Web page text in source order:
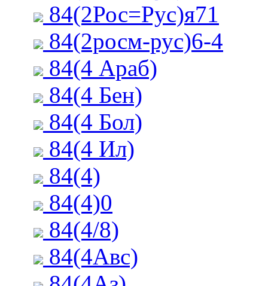
84(2Рос=Рус)я71
84(2росм-рус)6-4
84(4 Араб)
84(4 Бен)
84(4 Бол)
84(4 Ил)
84(4)
84(4)0
84(4/8)
84(4Авс)